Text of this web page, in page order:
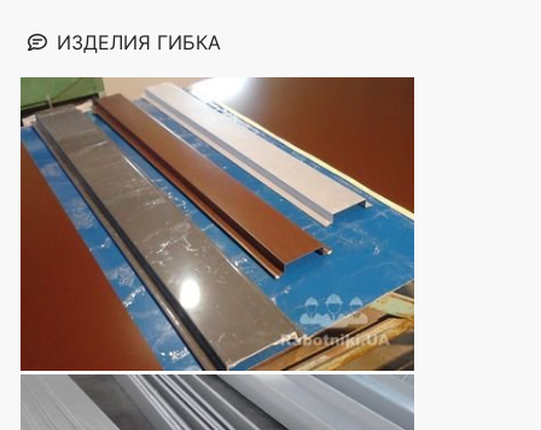
ИЗДЕЛИЯ ГИБКА